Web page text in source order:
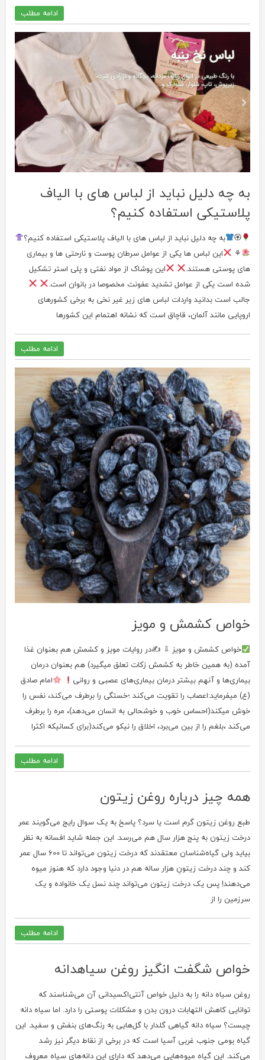
ادامه مطلب
به چه دلیل نباید از لباس های با الیاف
پلاستیکی استفاده کنیم؟
🏵
به چه دلیل نباید از لباس های با الیاف پلاستیکی استفاده کنیم؟
⚘
این لباس ها یکی از عوامل سرطان پوست و نارحتی ها و بیماری
های پوستی هستند.
این پوشاک از مواد نفتی و پلی استر تشکیل
شده است یکی از عوامل تشدید عفونت مخصوصا در بانوان است.
جالب است بدانید واردات لباس های زیر غیر نخی به برخی کشورهای
اروپایی مانند آلمان، قاچاق است که نشانه اهتمام این کشورها
ادامه مطلب
خواص کشمش و مویز
خواص کشمش و مویز ⇩ ✍در روایات مویز و کشمش هم بعنوان غذا
آمده (به همین خاطر به کشمش زکات تعلق میگیرد) هم بعنوان درمان
بیماری‌ها و آنهم بیشتر درمان بیماری‌های عصبی و روانی
امام صادق
(ع) میفرماید:اعصاب را تقویت می‌کند ؛خستگی را برطرف می‌کند، نفس را
خوش میکند(احساس خوب و خوشحالی به انسان می‌دهد)، مره را برطرف
می‌کند ،بلغم را از بین می‌برد، اخلاق را نیکو می‌کند(برای کسانیکه اکثرا
ادامه مطلب
همه چیز درباره روغن زیتون
طبع روغن زیتون گرم است یا سرد؟ پاسخ به یک سوال رایج می‌گویند عمر
درخت زیتون به پنج هزار سال هم می‌رسد. این جمله شاید افسانه به نظر
بیاید ولی گیاه‌شناسان معتقدند که درخت زیتون می‌تواند تا 600 سال عمر
کند و چند درخت زیتونِ هزار ساله هم در دنیا وجود دارد که هنوز میوه
می‌دهند! پس یک درخت زیتون می‌تواند چند نسل یک خانواده و یک
سرزمین را از
ادامه مطلب
خواص شگفت انگیز روغن سیاهدانه
روغن سیاه دانه را به دلیل خواص آنتی‌اکسیدانی‌ آن می‌شناسند که
توانایی کاهش التهابات درون بدن و مشکلات پوستی را دارد. اما سیاه دانه
چیست؟ سیاه دانه گیاهی گلدار با گل‌هایی به رنگ‌های بنفش و سفید. این
گیاه بومی جنوب غربی آسیا است که در برخی از نقاط دیگر نیز رشد
می‌کند. این گیاه میوه‌هایی می‌دهد که دارای این دانه‌های سیاه معروف